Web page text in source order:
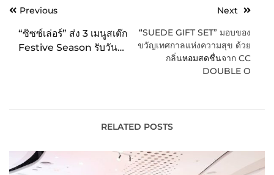
PostPrevious
“ซิซซ์เล่อร์” ส่ง 3 เมนูสเต๊ก
Festive Season รับวันพ่อ
Next
“SUEDE GIFT SET” มอบของ
ขวัญเทศกาลแห่งความสุข ด้วย
กลิ่นหอมสดชื่นจาก CC
DOUBLE O
RELATED POSTS